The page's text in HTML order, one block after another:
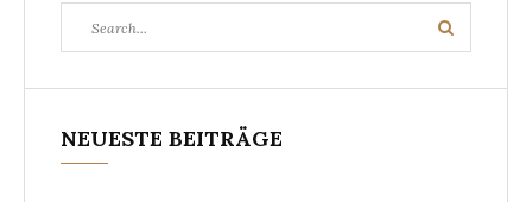
for:
Search
NEUESTE BEITRÄGE